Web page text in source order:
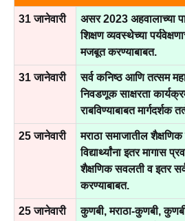
31 जानेवारी
असर 2023 अहवालाच्या
शिक्षण व्यवस्थेच्या
मजबूत करण्याबाबत.
31 जानेवारी
सर्व कनिष्ठ आणि तत्सम
निवडणूक साक्षरता
राबविण्याबाबत मार्गदर्शक
25 जानेवारी
मराठा समाजातील
विद्यार्थ्यांना इतर मागास
शैक्षणिक सवलती व इतर
करण्याबाबत.
25 जानेवारी
कुणबी, मराठा-कुणबी,